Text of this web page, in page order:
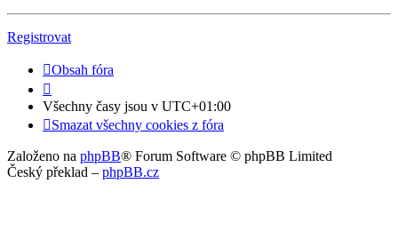
Registrovat
Obsah fóra
Všechny časy jsou v UTC+01:00
Smazat všechny cookies z fóra
Založeno na phpBB® Forum Software © phpBB Limited
Český překlad – phpBB.cz